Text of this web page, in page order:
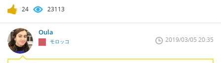
24 23113
Oula
モロッコ 2019/03/05 20:35